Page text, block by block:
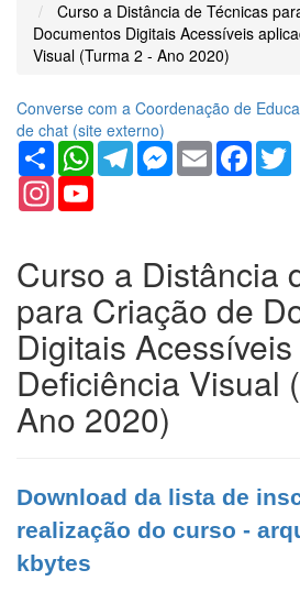
Curso a Distância de Técnicas
Documentos Digitais Acessíveis
Visual (Turma 2 - Ano 2020)
Converse com a Coordenação de
de chat (site externo)
Share WhatsAppTelegramMessenger
Email
Instagram
Curso a Distância
para Criação de
Digitais
Deficiência Visual
Ano 2020)
Download da lista de
realização do curso -
kbytes